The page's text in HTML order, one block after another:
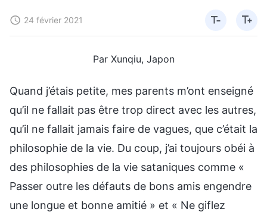
24 février 2021
Par Xunqiu, Japon
Quand j’étais petite, mes parents m’ont enseigné
qu’il ne fallait pas être trop direct avec les autres,
qu’il ne fallait jamais faire de vagues, que c’était la
philosophie de la vie. Du coup, j’ai toujours obéi à
des philosophies de la vie sataniques comme «
Passer outre les défauts de bons amis engendre
une longue et bonne amitié » et « Ne giflez